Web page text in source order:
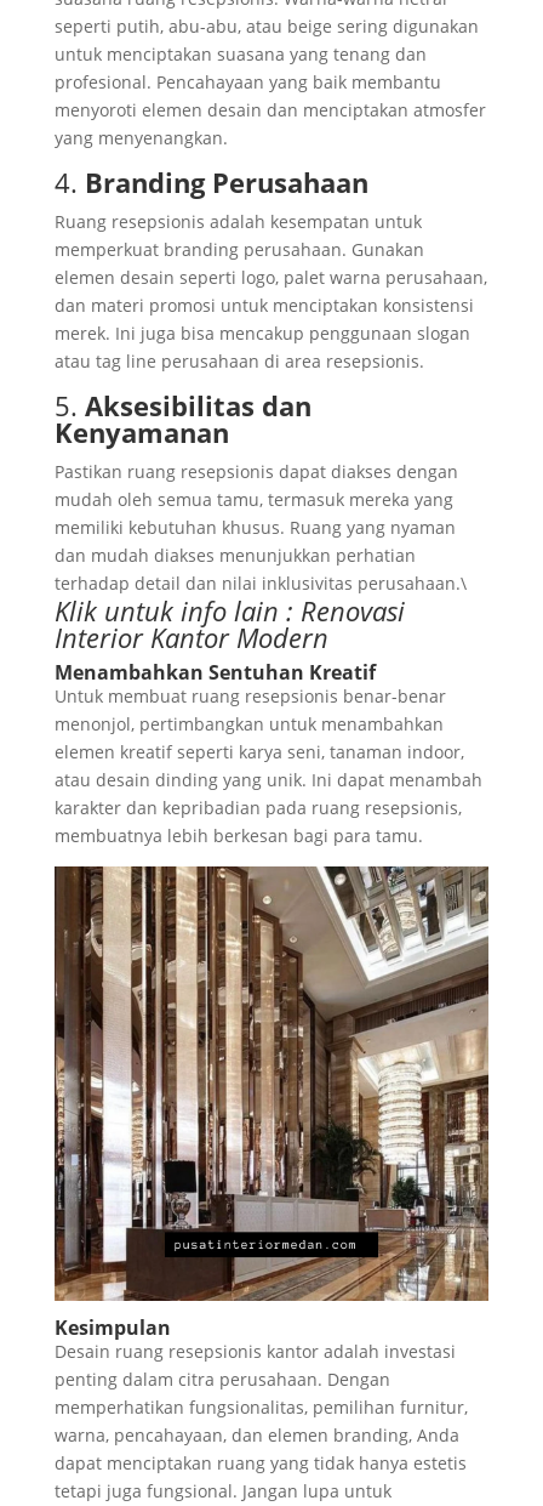
seperti putih, abu-abu, atau beige sering digunakan
untuk menciptakan suasana yang tenang dan
profesional. Pencahayaan yang baik membantu
menyoroti elemen desain dan menciptakan atmosfer
yang menyenangkan.
4. Branding Perusahaan
Ruang resepsionis adalah kesempatan untuk
memperkuat branding perusahaan. Gunakan
elemen desain seperti logo, palet warna perusahaan,
dan materi promosi untuk menciptakan konsistensi
merek. Ini juga bisa mencakup penggunaan slogan
atau tag line perusahaan di area resepsionis.
5. Aksesibilitas dan
Kenyamanan
Pastikan ruang resepsionis dapat diakses dengan
mudah oleh semua tamu, termasuk mereka yang
memiliki kebutuhan khusus. Ruang yang nyaman
dan mudah diakses menunjukkan perhatian
terhadap detail dan nilai inklusivitas perusahaan.\
Klik untuk info lain : Renovasi
Interior Kantor Modern
Menambahkan Sentuhan Kreatif
Untuk membuat ruang resepsionis benar-benar
menonjol, pertimbangkan untuk menambahkan
elemen kreatif seperti karya seni, tanaman indoor,
atau desain dinding yang unik. Ini dapat menambah
karakter dan kepribadian pada ruang resepsionis,
membuatnya lebih berkesan bagi para tamu.
Kesimpulan
Desain ruang resepsionis kantor adalah investasi
penting dalam citra perusahaan. Dengan
memperhatikan fungsionalitas, pemilihan furnitur,
warna, pencahayaan, dan elemen branding, Anda
dapat menciptakan ruang yang tidak hanya estetis
tetapi juga fungsional. Jangan lupa untuk